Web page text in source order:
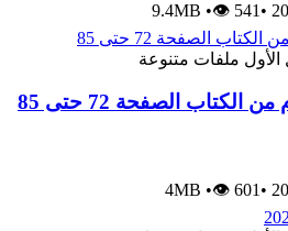
•
9.4MB •👁 541
ملفات متنوعة
الصفحة 72 حتى 85
•
4MB •👁 601